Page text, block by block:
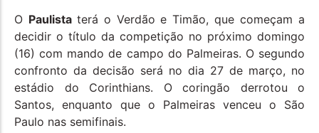
O Paulista terá o Verdão e Timão, que começam a
decidir o título da competição no próximo domingo
(16) com mando de campo do Palmeiras. O segundo
confronto da decisão será no dia 27 de março, no
estádio do Corinthians. O coringão derrotou o
Santos, enquanto que o Palmeiras venceu o São
Paulo nas semifinais.